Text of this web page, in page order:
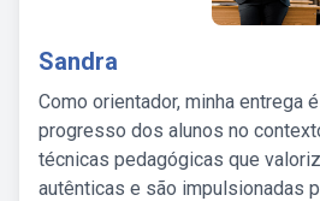
Sandra
Como orientador, minha entrega
progresso dos alunos no
técnicas pedagógicas que
autênticas e são impulsionadas